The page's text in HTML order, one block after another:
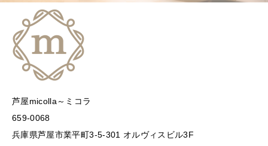
芦屋micolla～ミコラ
659-0068
兵庫県芦屋市業平町3-5-301 オルヴィスビル3F